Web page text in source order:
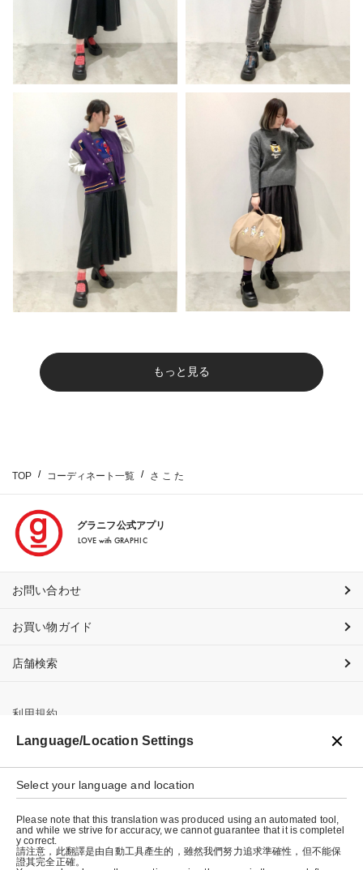
もっと見る
TOP コーディネート一覧 さ こ た
グラニフ公式アプリ
LOVE with GRAPHIC
お問い合わせ
お買い物ガイド
店舗検索
利用規約
プライバシーポリシー
特定商取引法に基づく表示
会社概要
Language/Location Settings
Select your language and location
Please note that this translation was produced using an automated tool,
and while we strive for accuracy, we cannot guarantee that it is completel
y correct.
請注意，此翻譯是由自動工具產生的，雖然我們努力追求準確性，但不能保
證其完全正確。